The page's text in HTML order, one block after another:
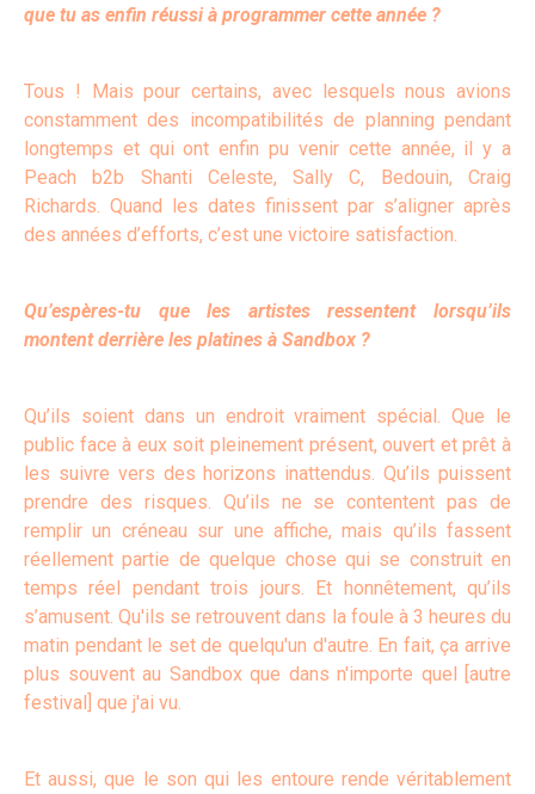
que tu as enfin réussi à programmer cette année ?
Tous ! Mais pour certains, avec lesquels nous avions
constamment des incompatibilités de planning pendant
longtemps et qui ont enfin pu venir cette année, il y a
Peach b2b Shanti Celeste, Sally C, Bedouin, Craig
Richards. Quand les dates finissent par s’aligner après
des années d’efforts, c’est une victoire satisfaction.
Qu’espères-tu que les artistes ressentent lorsqu’ils
montent derrière les platines à Sandbox ?
Qu’ils soient dans un endroit vraiment spécial. Que le
public face à eux soit pleinement présent, ouvert et prêt à
les suivre vers des horizons inattendus. Qu’ils puissent
prendre des risques. Qu’ils ne se contentent pas de
remplir un créneau sur une affiche, mais qu’ils fassent
réellement partie de quelque chose qui se construit en
temps réel pendant trois jours. Et honnêtement, qu’ils
s’amusent. Qu'ils se retrouvent dans la foule à 3 heures du
matin pendant le set de quelqu'un d'autre. En fait, ça arrive
plus souvent au Sandbox que dans n'importe quel [autre
festival] que j'ai vu.
Et aussi, que le son qui les entoure rende véritablement